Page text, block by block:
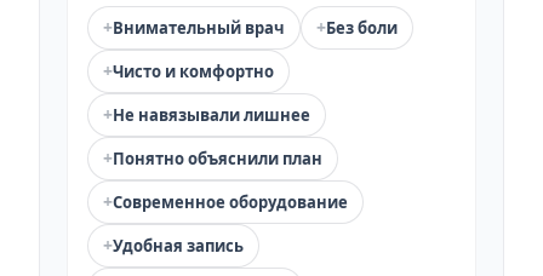
+Внимательный врач +Без боли
+Чисто и комфортно
+Не навязывали лишнее
+Понятно объяснили план
+Современное оборудование
+Удобная запись